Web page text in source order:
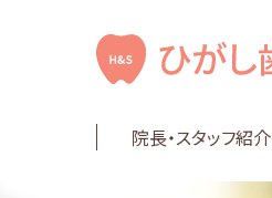
院長・スタッフ紹介